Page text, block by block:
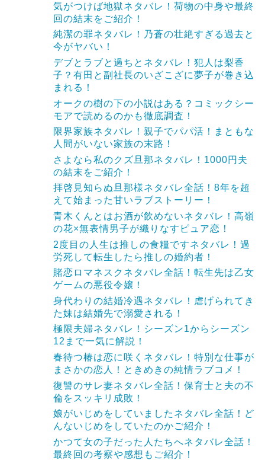
気がつけば地獄ネタバレ！荷物の中身や最終
回の結末をご紹介！
純潔の罪ネタバレ！乃蒼の壮絶すぎる過去と
今がヤバい！
デブとラブと過ちとネタバレ！犯人は梨香
子？有田と副社長のいざこざに夢子が巻き込
まれる！
オークの樹の下の小説はある？コミックシー
モアで読めるのかも徹底調査！
限界家族ネタバレ！親子でパパ活！まともな
人間がいない家族の末路！
さよなら私のクズ旦那ネタバレ！1000円夫
の結末をご紹介！
拝啓見知らぬ旦那様ネタバレ全話！8年を超
えて始まった甘いラブストーリー！
青木くんとはお酒が飲めないネタバレ！高嶺
の花×無表情男子が織りなすピュア恋！
2度目の人生は推しの食糧ですネタバレ！過
労死して転生したら推しの婚約者！
賭恋ロマネスクネタバレ全話！転生先は乙女
ゲームの悪役令嬢！
身代わりの結婚冷遇ネタバレ！虐げられてき
た妹は結婚先で溺愛される！
極限夫婦ネタバレ！シーズン1からシーズン
12まで一気に解説！
春待つ椿は恋に咲くネタバレ！特別な仕事が
まさかの恋人！ときめきの純情ラブコメ！
復讐のサレ妻ネタバレ全話！保育士と夫の不
倫をスッキリ成敗！
娘がいじめをしていましたネタバレ全話！ど
んないじめをしていたのかご紹介！
かつて女の子だった人たちへネタバレ全話！
最終回の考察や感想もご紹介！